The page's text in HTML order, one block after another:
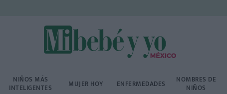
NIÑOS MÁS
INTELIGENTES MUJER HOY ENFERMEDADES NOMBRES DE
NIÑOS